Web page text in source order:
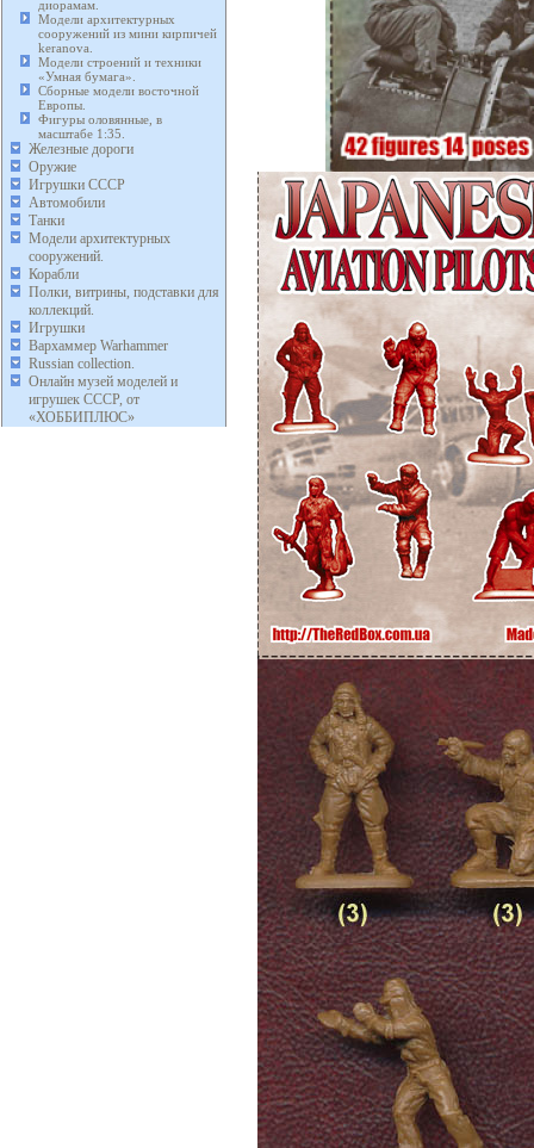
диорамам.
Модели архитектурных
сооружений из мини кирпичей
keranova.
Модели строений и техники
«Умная бумага».
Сборные модели восточной
Европы.
Фигуры оловянные, в
масштабе 1:35.
Железные дороги
Оружие
Игрушки СССР
Автомобили
Танки
Модели архитектурных
сооружений.
Корабли
Полки, витрины, подставки для
коллекций.
Игрушки
Вархаммер Warhammer
Russian collection.
Онлайн музей моделей и
игрушек СССР, от
«ХОББИПЛЮС»